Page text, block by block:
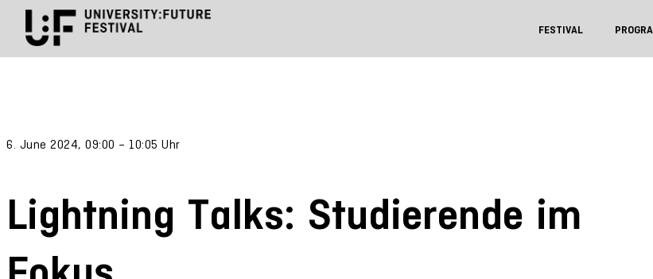
FESTIVAL
6. June 2024, 09:00 – 10:05 Uhr
Lightning Talks: Studierende im